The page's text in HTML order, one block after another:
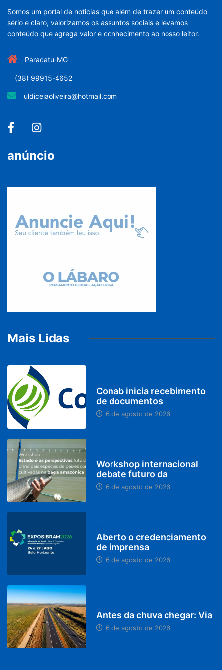
Somos um portal de noticias que além de trazer um conteúdo
sério e claro, valorizamos os assuntos sociais e levamos
conteúdo que agrega valor e conhecimento ao nosso leitor.
Paracatu-MG
(38) 99915-4652
uldiceiaoliveira@hotmail.com
anúncio
Mais Lidas
Conab inicia recebimento
de documentos
6 de agosto de 2026
Workshop internacional
debate futuro da
6 de agosto de 2026
Aberto o credenciamento
de imprensa
6 de agosto de 2026
Antes da chuva chegar: Via
6 de agosto de 2026